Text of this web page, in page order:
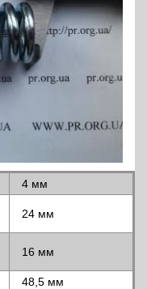
4 мм
24 мм
16 мм
48,5 мм